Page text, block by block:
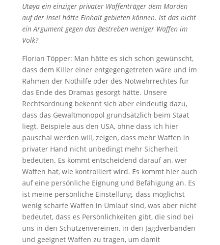
Utøya ein einziger privater Waffenträger dem Morden
auf der Insel hätte Einhalt gebieten können. Ist das nicht
ein Argument gegen das Bestreben weniger Waffen im
Volk?
Florian Töpper: Man hätte es sich schon gewünscht,
dass dem Killer einer entgegengetreten wäre und im
Rahmen der Nothilfe oder des Notwehrrechtes für
das Ende des Dramas gesorgt hätte. Unsere
Rechtsordnung bekennt sich aber eindeutig dazu,
dass das Gewaltmonopol grundsätzlich beim Staat
liegt. Beispiele aus den USA, ohne dass ich hier
pauschal werden will, zeigen, dass mehr Waffen in
privater Hand nicht unbedingt mehr Sicherheit
bedeuten. Es kommt entscheidend darauf an, wer
Waffen hat, wie kontrolliert wird. Es kommt hier auch
auf eine persönliche Eignung und Befähigung an. Es
ist meine persönliche Einstellung, dass möglichst
wenig scharfe Waffen in Umlauf sind, was aber nicht
bedeutet, dass es Persönlichkeiten gibt, die sind bei
uns in den Schützenvereinen, in den Jagdverbänden
und geeignet Waffen zu tragen, um damit